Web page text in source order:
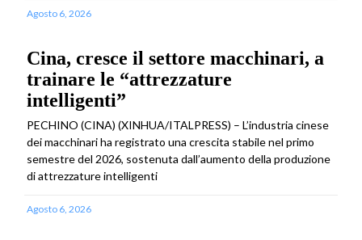
Agosto 6, 2026
Cina, cresce il settore macchinari, a
trainare le “attrezzature
intelligenti”
PECHINO (CINA) (XINHUA/ITALPRESS) – L’industria cinese
dei macchinari ha registrato una crescita stabile nel primo
semestre del 2026, sostenuta dall’aumento della produzione
di attrezzature intelligenti
Agosto 6, 2026